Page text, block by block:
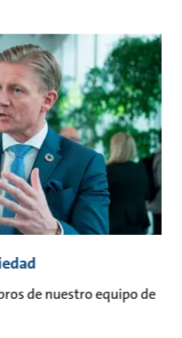
de nuestro equipo de